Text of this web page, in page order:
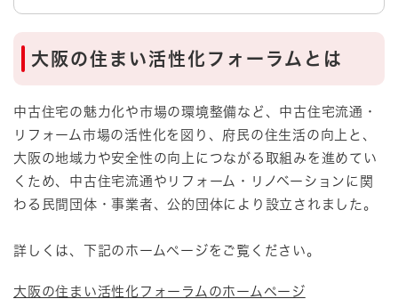
大阪の住まい活性化フォーラムとは
中古住宅の魅力化や市場の環境整備など、中古住宅流通・
リフォーム市場の活性化を図り、府民の住生活の向上と、
大阪の地域力や安全性の向上につながる取組みを進めてい
くため、中古住宅流通やリフォーム・リノベーションに関
わる民間団体・事業者、公的団体により設立されました。
詳しくは、下記のホームページをご覧ください。
大阪の住まい活性化フォーラムのホームページ